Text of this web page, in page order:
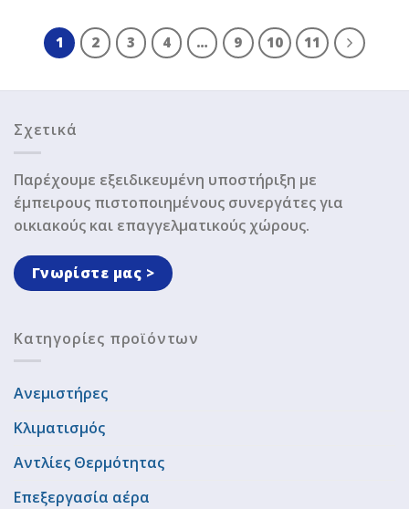
1 2 3 4 … 9 10 11
Σχετικά
Παρέχουμε εξειδικευμένη υποστήριξη με
έμπειρους πιστοποιημένους συνεργάτες για
οικιακούς και επαγγελματικούς χώρους.
Γνωρίστε μας >
Κατηγορίες προϊόντων
Ανεμιστήρες
Κλιματισμός
Αντλίες Θερμότητας
Επεξεργασία αέρα